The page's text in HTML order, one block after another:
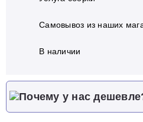
Самовывоз из наших
В наличии